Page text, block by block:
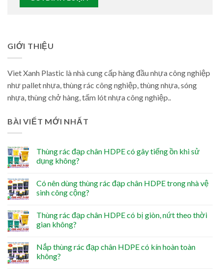
GIỚI THIỆU
Viet Xanh Plastic là nhà cung cấp hàng đầu nhựa công nghiệp
như pallet nhựa, thùng rác công nghiệp, thùng nhựa, sóng
nhựa, thùng chở hàng, tấm lót nhựa công nghiệp..
BÀI VIẾT MỚI NHẤT
Thùng rác đạp chân HDPE có gây tiếng ồn khi sử
dụng không?
Có nên dùng thùng rác đạp chân HDPE trong nhà vệ
sinh công cộng?
Thùng rác đạp chân HDPE có bị giòn, nứt theo thời
gian không?
Nắp thùng rác đạp chân HDPE có kín hoàn toàn
không?